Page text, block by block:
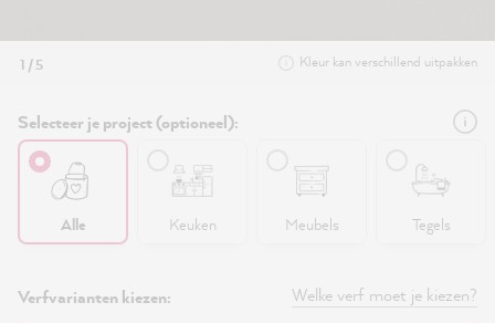
1 / 5 Kleur kan verschillend uitpakken
Selecteer je project (optioneel):
Alle Keuken Meubels Tegels
Verfvarianten kiezen: Welke verf moet je kiezen?